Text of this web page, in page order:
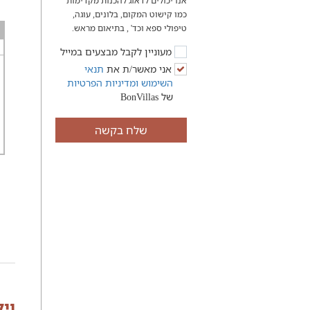
כמו קישוט המקום, בלונים, עוגה,
טיפולי ספא וכד' , בתיאום מראש.
מעוניין לקבל מבצעים במייל
אני מאשר/ת את תנאי
השימוש ומדיניות הפרטיות
של BonVillas
שלח בקשה